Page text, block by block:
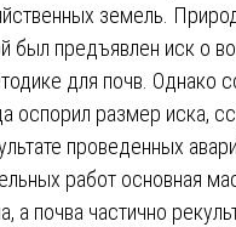
земель.
был предъявлен иск о
для почв. Однако
оспорил размер иска,
проведенных
работ основная
а почва частично